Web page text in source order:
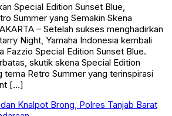
Special Edition Sunset Blue,
Summer yang Semakin Skena
– Setelah sukses menghadirkan
Night, Yamaha Indonesia kembali
Fazzio Special Edition Sunset Blue.
skutik skena Special Edition
tema Retro Summer yang terinspirasi
[…]